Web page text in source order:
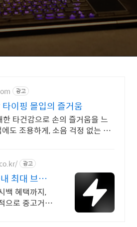
광고
이핑 몰입의 즐거움
한 타건감으로 손의 즐거움을 느
도 조용하게, 소음 걱정 없는 키
광고
최대 브랜
백 혜택까지,
으로 중고거래